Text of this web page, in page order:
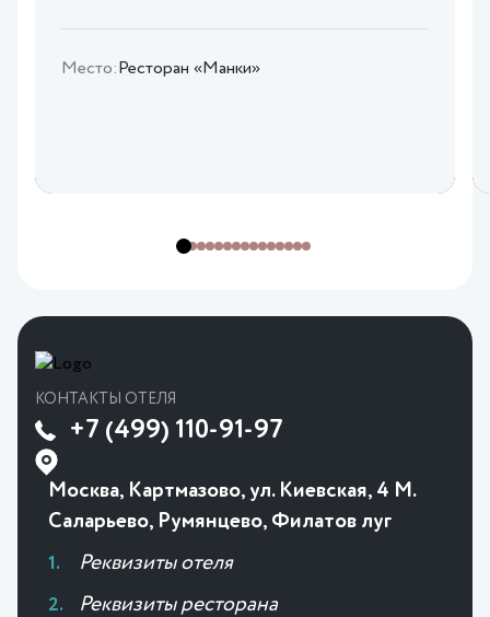
Место:Ресторан «Манки»
КОНТАКТЫ ОТЕЛЯ
+7 (499) 110-91-97
Москва, Картмазово, ул. Киевская, 4 М.
Саларьево, Румянцево, Филатов луг
Реквизиты отеля
Реквизиты ресторана